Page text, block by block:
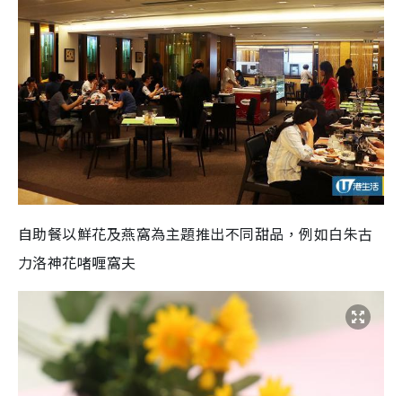
自助餐以鮮花及燕窩為主題推出不同甜品，例如白朱古
力洛神花啫喱窩夫